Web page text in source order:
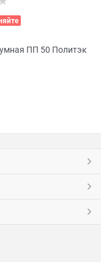
ПП 50 Политэк